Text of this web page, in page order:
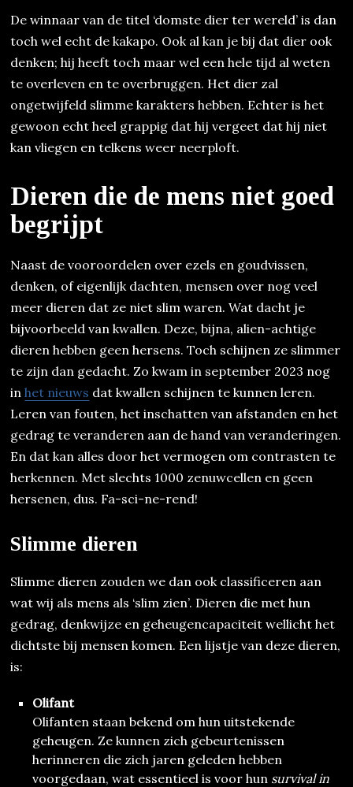
De winnaar van de titel ‘domste dier ter wereld’ is dan
toch wel echt de kakapo. Ook al kan je bij dat dier ook
denken; hij heeft toch maar wel een hele tijd al weten
te overleven en te overbruggen. Het dier zal
ongetwijfeld slimme karakters hebben. Echter is het
gewoon echt heel grappig dat hij vergeet dat hij niet
kan vliegen en telkens weer neerploft.
Dieren die de mens niet goed
begrijpt
Naast de vooroordelen over ezels en goudvissen,
denken, of eigenlijk dachten, mensen over nog veel
meer dieren dat ze niet slim waren. Wat dacht je
bijvoorbeeld van kwallen. Deze, bijna, alien-achtige
dieren hebben geen hersens. Toch schijnen ze slimmer
te zijn dan gedacht. Zo kwam in september 2023 nog
inhet nieuws dat kwallen schijnen te kunnen leren.
Leren van fouten, het inschatten van afstanden en het
gedrag te veranderen aan de hand van veranderingen.
En dat kan alles door het vermogen om contrasten te
herkennen. Met slechts 1000 zenuwcellen en geen
hersenen, dus. Fa-sci-ne-rend!
Slimme dieren
Slimme dieren zouden we dan ook classificeren aan
wat wij als mens als ‘slim zien’. Dieren die met hun
gedrag, denkwijze en geheugencapaciteit wellicht het
dichtste bij mensen komen. Een lijstje van deze dieren,
is:
Olifant
Olifanten staan bekend om hun uitstekende
geheugen. Ze kunnen zich gebeurtenissen
herinneren die zich jaren geleden hebben
voorgedaan, wat essentieel is voor hun survival in